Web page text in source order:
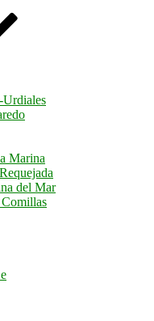
Urdiales
Marina
del Mar